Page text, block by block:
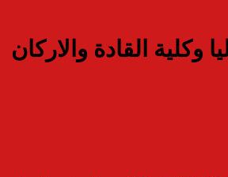
القادة والاركان